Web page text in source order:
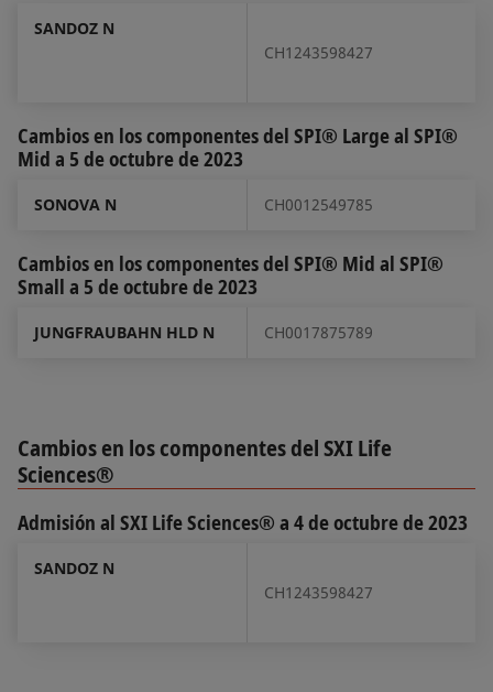
SANDOZ N
CH1243598427
Cambios en los componentes del SPI® Large al SPI®
Mid a 5 de octubre de 2023
SONOVA N CH0012549785
Cambios en los componentes del SPI® Mid al SPI®
Small a 5 de octubre de 2023
JUNGFRAUBAHN HLD N CH0017875789
Cambios en los componentes del SXI Life
Sciences®
Admisión al SXI Life Sciences® a 4 de octubre de 2023
SANDOZ N
CH1243598427